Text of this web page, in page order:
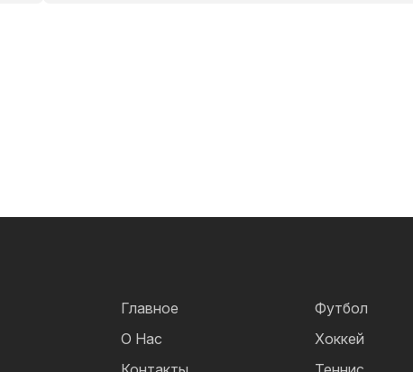
Главное
О Нас
Футбол
Хоккей